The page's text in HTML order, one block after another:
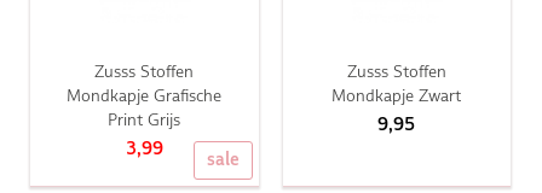
sale
Zusss Stoffen
Mondkapje Grafische
Print Grijs
3,99
Zusss Stoffen
Mondkapje Zwart
9,95